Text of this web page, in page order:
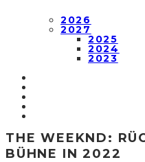
2026
2027
2025
2024
2023
THE WEEKND:
BÜHNE IN 2022